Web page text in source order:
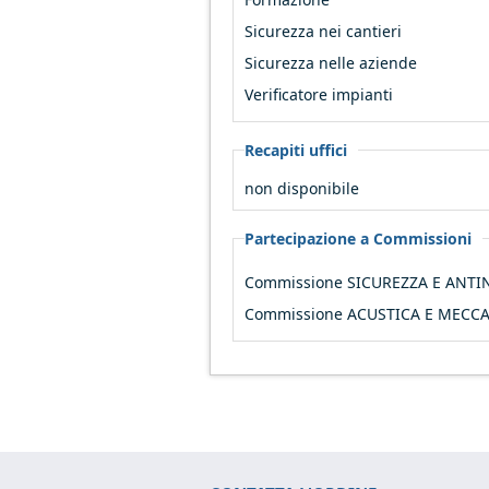
Sicurezza nei cantieri
Sicurezza nelle aziende
Verificatore impianti
Recapiti uffici
non disponibile
Partecipazione a Commissioni
Commissione SICUREZZA E
Commissione ACUSTICA E